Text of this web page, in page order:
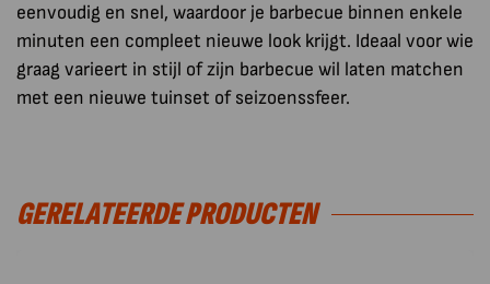
eenvoudig en snel, waardoor je barbecue binnen enkele
minuten een compleet nieuwe look krijgt. Ideaal voor wie
graag varieert in stijl of zijn barbecue wil laten matchen
met een nieuwe tuinset of seizoenssfeer.
GERELATEERDE PRODUCTEN